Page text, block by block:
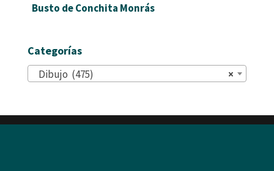
Busto de Conchita Monrás
Categorías
×
Dibujo (475)